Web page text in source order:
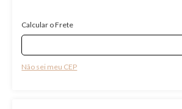
Calcular o Frete
Não sei meu CEP